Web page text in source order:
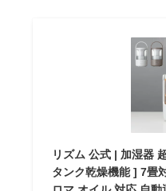
リズム 公式 | 加湿器
タンク乾燥機能 ] 7畳